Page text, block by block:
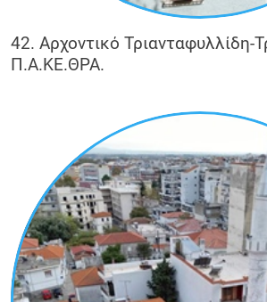
42. Αρχοντικό Τριανταφυλλίδη-
Π.Α.ΚΕ.ΘΡΑ.